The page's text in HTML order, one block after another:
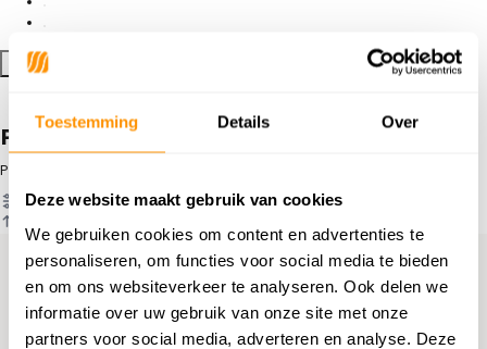
Toestemming Details Over
Deze website maakt gebruik van cookies
We gebruiken cookies om content en advertenties te
personaliseren, om functies voor social media te bieden
en om ons websiteverkeer te analyseren. Ook delen we
informatie over uw gebruik van onze site met onze
partners voor social media, adverteren en analyse. Deze
Filter toepassen
Producten getagd met Groen geblokt
Producten
Filter
Hulp nodig?